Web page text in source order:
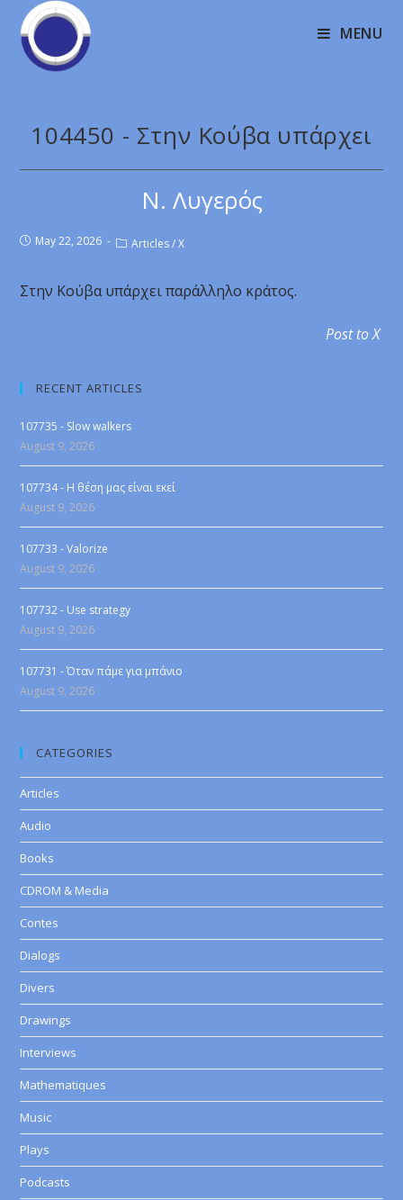
MENU
104450 - Στην Κούβα υπάρχει
Ν. Λυγερός
May 22, 2026 Articles / X
Στην Κούβα υπάρχει παράλληλο κράτος.
Post to X
RECENT ARTICLES
107735 - Slow walkers
August 9, 2026
107734 - Η θέση μας είναι εκεί
August 9, 2026
107733 - Valorize
August 9, 2026
107732 - Use strategy
August 9, 2026
107731 - Όταν πάμε για μπάνιο
August 9, 2026
CATEGORIES
Articles
Audio
Books
CDROM & Media
Contes
Dialogs
Divers
Drawings
Interviews
Mathematiques
Music
Plays
Podcasts